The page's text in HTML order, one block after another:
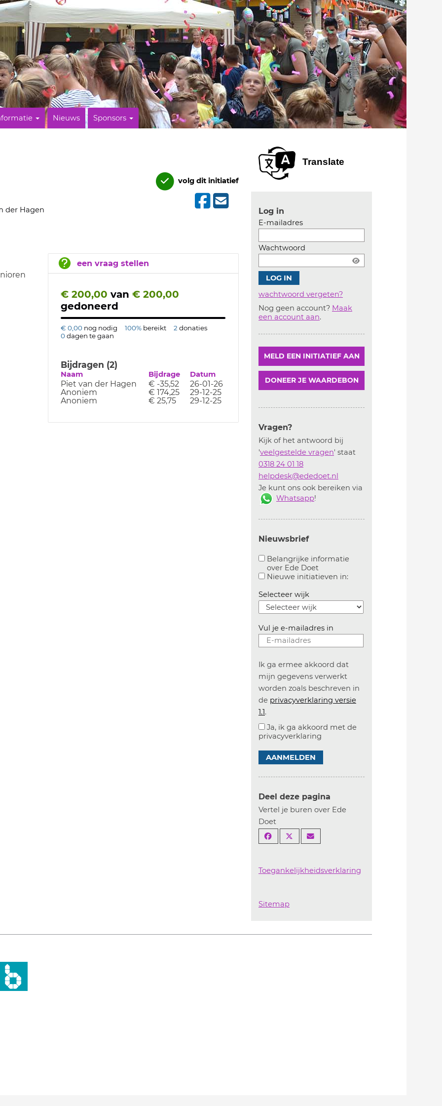
Nieuws Sponsors
der Hagen
volg dit initiatief
een vraag stellen
€ 200,00 van € 200,00
gedoneerd
€ 0,00 nog nodig 100% bereikt 2 donaties
0dagen te gaan
Bijdragen (2)
Naam Bijdrage Datum
Piet van der Hagen € -35,52
26-01-26
Anoniem
€ 174,25
29-12-25
Anoniem
€ 25,75 29-12-25
Translate
Log in
E-mailadres
Wachtwoord
wachtwoord vergeten?
Nog geen account? Maak
een account aan.
MELD EEN INITIATIEF AAN
DONEER JE WAARDEBON
Vragen?
Kijk of het antwoord bij
'veelgestelde vragen' staat
0318 24 01 18
helpdesk@ededoet.nl
Je kunt ons ook bereiken via
Whatsapp!
Nieuwsbrief
Belangrijke informatie
over Ede Doet
Aanvinken om belangrijke informatie over
Nieuwe initiatieven in:Aanvinken om
Selecteer wijk
Vul je e-mailadres in
Ik ga ermee akkoord dat
mijn gegevens verwerkt
worden zoals beschreven in
de privacyverklaring versie
1.1.
Ja, ik ga akkoord met de
privacyverklaring
AANMELDEN
Deel deze pagina
Vertel je buren over Ede
Doet
Toegankelijkheidsverklaring
Sitemap